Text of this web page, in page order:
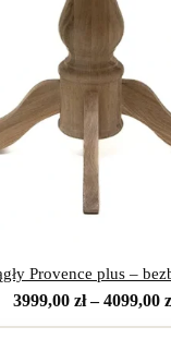
Provence plus –
3999,00 zł – 4099,00